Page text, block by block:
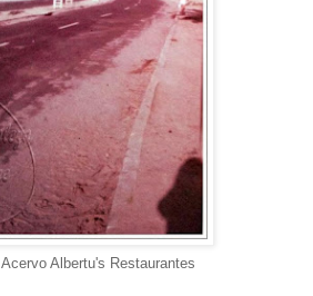
Acervo Albertu's Restaurantes